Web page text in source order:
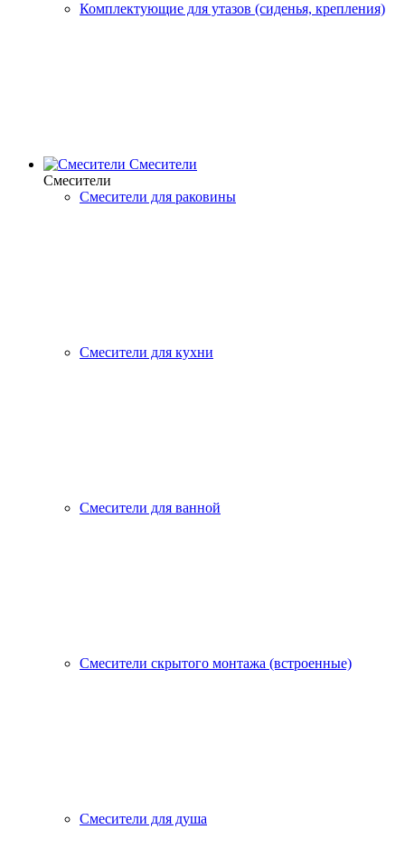
Комплектующие для утазов (сиденья, крепления)
Смесители
Смесители
Смесители для раковины
Смесители для кухни
Смесители для ванной
Смесители скрытого монтажа (встроенные)
Смесители для душа